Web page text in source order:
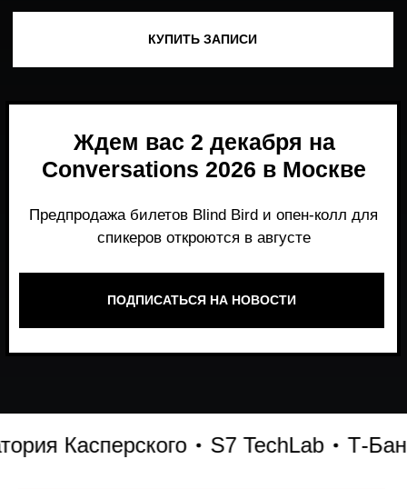
ПОДПИСАТЬСЯ НА НОВОСТИ
Касперского S7 TechLab Т-Банк
Место, где можно получить честный,
работает и формирует рынок генеративного